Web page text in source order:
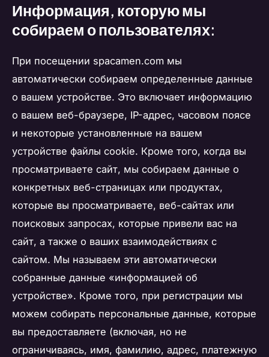
Информация, которую мы
собираем о пользователях:
При посещении spacamen.com мы
автоматически собираем определенные данные
о вашем устройстве. Это включает информацию
о вашем веб-браузере, IP-адрес, часовом поясе
и некоторые установленные на вашем
устройстве файлы cookie. Кроме того, когда вы
просматриваете сайт, мы собираем данные о
конкретных веб-страницах или продуктах,
которые вы просматриваете, веб-сайтах или
поисковых запросах, которые привели вас на
сайт, а также о ваших взаимодействиях с
сайтом. Мы называем эти автоматически
собранные данные «информацией об
устройстве». Кроме того, при регистрации мы
можем собирать персональные данные, которые
вы предоставляете (включая, но не
ограничиваясь, имя, фамилию, адрес, платежную